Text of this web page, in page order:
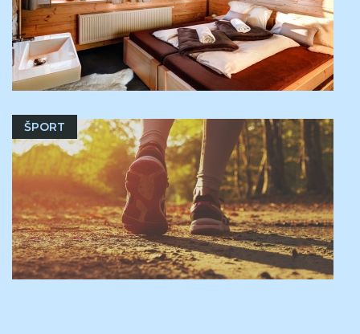
ŠPORT